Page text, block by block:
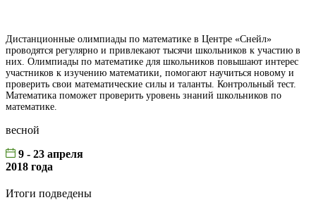
Дистанционные олимпиады по математике в Центре «Снейл»
проводятся регулярно и привлекают тысячи школьников к участию в
них. Олимпиады по математике для школьников повышают интерес
участников к изучению математики, помогают научиться новому и
проверить свои математические силы и таланты. Контрольный тест.
Математика поможет проверить уровень знаний школьников по
математике.
весной
9 - 23 апреля
2018 года
Итоги подведены